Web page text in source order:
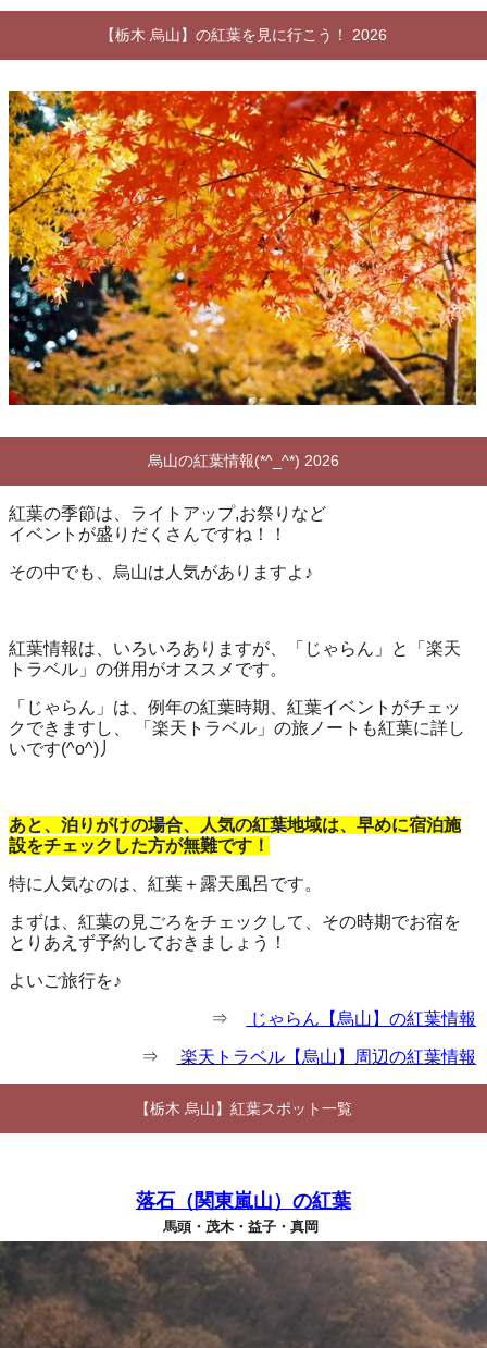
【栃木 烏山】の紅葉を見に行こう！ 2026
烏山の紅葉情報(*^_^*) 2026
紅葉の季節は、ライトアップ,お祭りなど
イベントが盛りだくさんですね！！
その中でも、烏山は人気がありますよ♪
紅葉情報は、いろいろありますが、「じゃらん」と「楽天
トラベル」の併用がオススメです。
「じゃらん」は、例年の紅葉時期、紅葉イベントがチェッ
クできますし、 「楽天トラベル」の旅ノートも紅葉に詳し
いです(^o^)丿
あと、泊りがけの場合、人気の紅葉地域は、早めに宿泊施
設をチェックした方が無難です！
特に人気なのは、紅葉＋露天風呂です。
まずは、紅葉の見ごろをチェックして、その時期でお宿を
とりあえず予約しておきましょう！
よいご旅行を♪
⇒ じゃらん【烏山】の紅葉情報
⇒ 楽天トラベル【烏山】周辺の紅葉情報
【栃木 烏山】紅葉スポット一覧
落石（関東嵐山）の紅葉
馬頭・茂木・益子・真岡